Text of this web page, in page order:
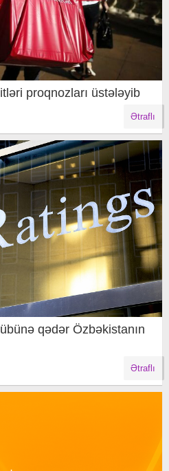
proqnozları üstələyib
Ətraflı
qədər Özbəkistanın
Ətraflı